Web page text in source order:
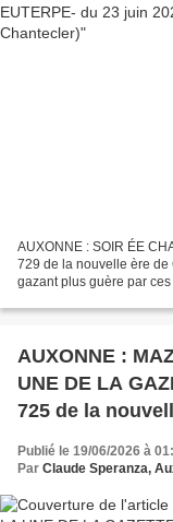
AUXONNE : SOIR ÉE
729 de la nouvelle ère de
gazant plus guère par
AUXONNE :
UNE DE LA
725 de la
Publié le 19/06/2026 à
Par Claude Speranza,